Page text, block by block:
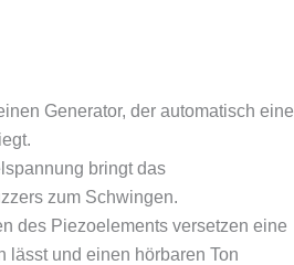
Generator, der automatisch eine
bringt das
zum Schwingen.
des Piezoelements versetzen eine
lässt und einen hörbaren Ton